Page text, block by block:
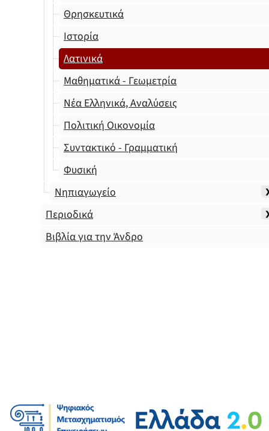
Θρησκευτικά
Ιστορία
Λατινικά
Μαθηματικά - Γεωμετρία
Νέα Ελληνικά, Αναλύσεις
Πολιτική Οικονομία
Συντακτικό - Γραμματική
Φυσική
Νηπιαγωγείο
Περιοδικά
Βιβλία για την Άνδρο